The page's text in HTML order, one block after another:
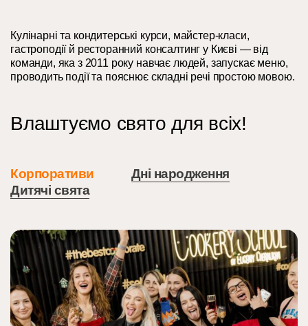
Кулінарні та кондитерські курси, майстер-класи,
гастроподії й ресторанний консалтинг у Києві — від
команди, яка з 2011 року навчає людей, запускає меню,
проводить події та пояснює складні речі простою мовою.
Влаштуємо свято для всіх!
Корпоративи
Дні народження
Дитячі свята
Тут можна щось написати…